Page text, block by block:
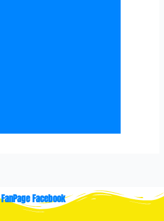
FanPage Facebook